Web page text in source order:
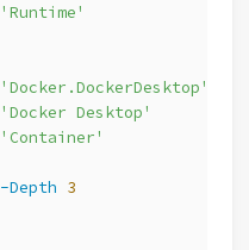
'Runtime'
'Docker.DockerDesktop'
'Docker Desktop'
'Container'
-Depth 3